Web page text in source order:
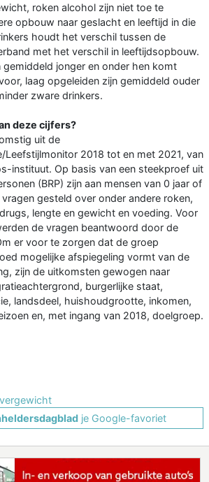
roken alcohol zijn niet toe te
opbouw naar geslacht en leeftijd in die
houdt het verschil tussen de
met het verschil in leeftijdsopbouw.
jonger en onder hen komt
laag opgeleiden zijn gemiddeld ouder
zware drinkers.
deze cijfers?
uit de
Leefstijlmonitor 2018 tot en met 2021, van
instituut. Op basis van een steekproef uit
(BRP) zijn aan mensen van 0 jaar of
gesteld over onder andere roken,
lengte en gewicht en voeding. Voor
de vragen beantwoord door de
er voor te zorgen dat de groep
mogelijke afspiegeling vormt van de
zijn de uitkomsten gewogen naar
burgerlijke staat,
landsdeel, huishoudgrootte, inkomen,
en, met ingang van 2018, doelgroep.
je Google-favoriet